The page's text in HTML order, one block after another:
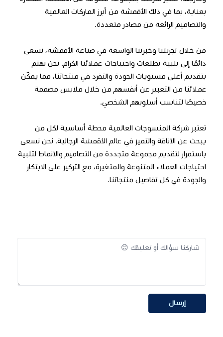
بعناية، بما في ذلك الأقمشة من أبرز الماركات العالمية
والتصاميم الرائعة من مصادر متعددة.
من خلال تجربتنا وخبرتنا الواسعة في صناعة الأقمشة، نسعى
دائمًا إلى تلبية تطلعات واحتياجات عملائنا الكرام. نحن نهتم
بتقديم أعلى مستويات الجودة والتفرد في منتجاتنا، مما يمكّن
عملائنا من التعبير عن أنفسهم من خلال ملابس مصممة
خصيصًا لتناسب أسلوبهم الشخصي.
تعتبر شركة المنسوجات العالمية محطة أساسية لكل من
يبحث عن الأناقة والتميز في عالم الأقمشة الرجالية. نحن نسعى
باستمرار لتقديم مجموعة متجددة من التصاميم والأنماط لتلبية
احتياجات العملاء المتنوعة والمتغيرة، مع التركيز على الابتكار
والجودة في كل تفاصيل منتجاتنا.
إرسال